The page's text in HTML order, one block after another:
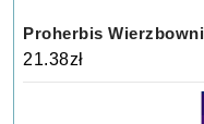
Proherbis
21.38zł